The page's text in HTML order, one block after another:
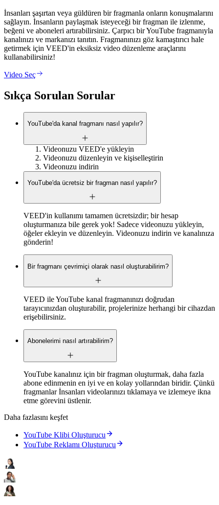
İnsanları şaşırtan veya güldüren bir fragmanla onların konuşmalarını
sağlayın. İnsanların paylaşmak isteyeceği bir fragman ile izlenme,
beğeni ve aboneleri artırabilirsiniz. Çarpıcı bir YouTube fragmanıyla
kanalınızı ve markanızı tanıtın. Fragmanınızı göz kamaştırıcı hale
getirmek için VEED'in eksiksiz video düzenleme araçlarını
kullanabilirsiniz!
Video Seç
Sıkça Sorulan Sorular
YouTube'da kanal fragmanı nasıl yapılır?
Videonuzu VEED'e yükleyin
Videonuzu düzenleyin ve kişiselleştirin
Videonuzu indirin
YouTube'da ücretsiz bir fragman nasıl yapılır?
VEED'in kullanımı tamamen ücretsizdir; bir hesap
oluşturmanıza bile gerek yok! Sadece videonuzu yükleyin,
öğeler ekleyin ve düzenleyin. Videonuzu indirin ve kanalınıza
gönderin!
Bir fragmanı çevrimiçi olarak nasıl oluşturabilirim?
VEED ile YouTube kanal fragmanınızı doğrudan
tarayıcınızdan oluşturabilir, projelerinize herhangi bir cihazdan
erişebilirsiniz.
Abonelerimi nasıl artırabilirim?
YouTube kanalınız için bir fragman oluşturmak, daha fazla
abone edinmenin en iyi ve en kolay yollarından biridir. Çünkü
fragmanlar İnsanları videolarınızı tıklamaya ve izlemeye ikna
etme görevini üstlenir.
Daha fazlasını keşfet
YouTube Klibi Oluşturucu
YouTube Reklamı Oluşturucu